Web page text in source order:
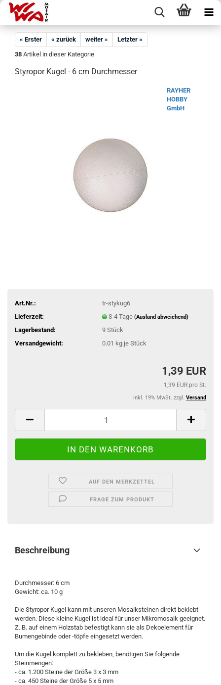
« Erster « zurück weiter »
Letzter »
38 Artikel in dieser Kategorie
Styropor Kugel - 6 cm Durchmesser
RAYHER
HOBBY
GmbH
Art.Nr.:
tr-stykug6
Lieferzeit:
3-4 Tage (Ausland abweichend)
Lagerbestand: 9 Stück
Versandgewicht:
0.01 kg je Stück
1,39 EUR
1,39 EUR pro St.
inkl. 19% MwSt. zzgl. Versand
AUF DEN MERKZETTEL
FRAGE ZUM PRODUKT
Beschreibung
Durchmesser: 6 cm
Gewicht: ca. 10 g
Die Styropor Kugel kann mit unseren Mosaiksteinen direkt beklebt
werden. Diese kleine Kugel ist ideal für unser Mikromosaik geeignet.
Z. B. auf einem Holzstab befestigt kann sie als Dekoelement für
Bumengebinde oder -töpfe eingesetzt werden.
Um die Kugel komplett zu bekleben, benötigen Sie folgende
Steinmengen:
- ca. 1.200 Steine der Größe 3 x 3 mm
- ca. 450 Steine der Größe 5 x 5 mm